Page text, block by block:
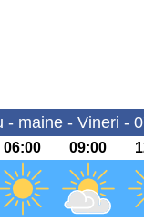
- maine - Vineri -
06:00 09:00